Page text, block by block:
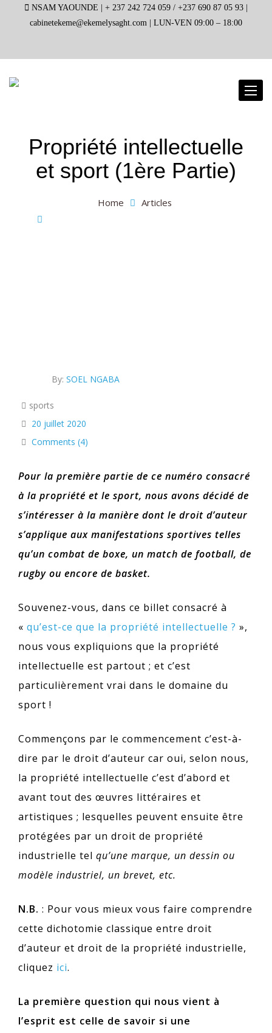
NSAM YAOUNDE | + 237 242 724 059 / +237 690 87 05 93 |
cabinetekeme@ekemelysaght.com | LUN-VEN 09:00 – 18:00
Propriété intellectuelle
et sport (1ère Partie)
Home
Articles
By: SOEL NGABA
sports
20 juillet 2020
Comments (4)
Pour la première partie de ce numéro consacré
à la propriété et le sport, nous avons décidé de
s’intéresser à la manière dont le droit d’auteur
s’applique aux manifestations sportives telles
qu’un combat de boxe, un match de football, de
rugby ou encore de basket.
Souvenez-vous, dans ce billet consacré à
« qu’est-ce que la propriété intellectuelle ? »,
nous vous expliquions que la propriété
intellectuelle est partout ; et c’est
particulièrement vrai dans le domaine du
sport !
Commençons par le commencement c’est-à-
dire par le droit d’auteur car oui, selon nous,
la propriété intellectuelle c’est d’abord et
avant tout des œuvres littéraires et
artistiques ; lesquelles peuvent ensuite être
protégées par un droit de propriété
industrielle tel qu’une marque, un dessin ou
modèle industriel, un brevet, etc.
N.B. : Pour vous mieux vous faire comprendre
cette dichotomie classique entre droit
d’auteur et droit de la propriété industrielle,
cliquez ici.
La première question qui nous vient à
l’esprit est celle de savoir si une